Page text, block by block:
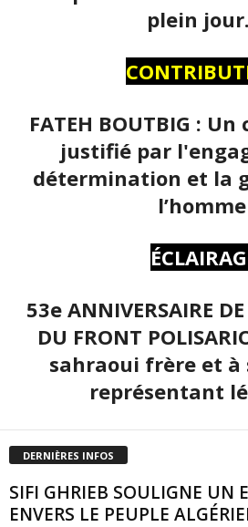
plein
FATEH BOUTBIG :
justifié par
détermination et la
l’homme
53e ANNIVERSAIRE
DU FRONT
sahraoui frère et à
représentant
DERNIÈRES INFOS
SIFI GHRIEB SOULIGNE UN
ENVERS LE PEUPLE